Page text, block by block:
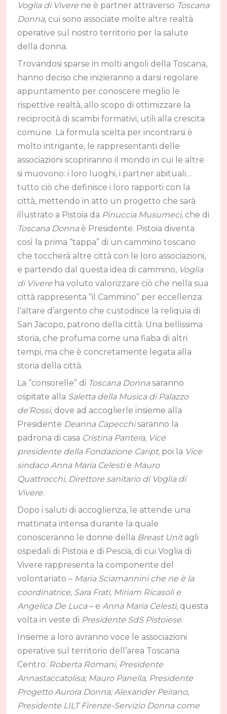
Voglia di Vivere ne è partner attraverso Toscana
Donna, cui sono associate molte altre realtà
operative sul nostro territorio per la salute
della donna.
Trovandosi sparse in molti angoli della Toscana,
hanno deciso che inizieranno a darsi regolare
appuntamento per conoscere meglio le
rispettive realtà, allo scopo di ottimizzare la
reciprocità di scambi formativi, utili alla crescita
comune. La formula scelta per incontrarsi è
molto intrigante, le rappresentanti delle
associazioni scopriranno il mondo in cui le altre
si muovono: i loro luoghi, i partner abituali…
tutto ciò che definisce i loro rapporti con la
città, mettendo in atto un progetto che sarà
illustrato a Pistoia da Pinuccia Musumeci, che di
Toscana Donnaè Presidente. Pistoia diventa
così la prima “tappa” di un cammino toscano
che toccherà altre città con le loro associazioni,
e partendo dal questa idea di cammino, Voglia
di Vivere ha voluto valorizzare ciò che nella sua
città rappresenta “il Cammino” per eccellenza:
l’altare d’argento che custodisce la reliquia di
San Jacopo, patrono della città. Una bellissima
storia, che profuma come una fiaba di altri
tempi, ma che è concretamente legata alla
storia della città.
La “consorelle” di Toscana Donnasaranno
ospitate alla Saletta della Musica di Palazzo
de’Rossi, dove ad accoglierle insieme alla
Presidente Deanna Capecchisaranno la
padrona di casa Cristina Pantera, Vice
presidente della Fondazione Caript, poi la Vice
sindaco Anna Maria Celestie Mauro
Quattrocchi, Direttore sanitario di Voglia di
Vivere.
Dopo i saluti di accoglienza, le attende una
mattinata intensa durante la quale
conosceranno le donne della Breast Unitagli
ospedali di Pistoia e di Pescia, di cui Voglia di
Vivere rappresenta la componente del
volontariato – Maria Sciamannini che ne è la
coordinatrice, Sara Frati, Miriam Ricasoli e
Angelica De Luca– eAnna Maria Celesti, questa
volta in veste di Presidente SdS Pistoiese.
Insieme a loro avranno voce le associazioni
operative sul territorio dell’area Toscana
Centro: Roberta Romani, Presidente
Annastaccatolisa; Mauro Panella, Presidente
Progetto Aurora Donna; Alexander Peirano,
Presidente LILT Firenze-Servizio Donna come